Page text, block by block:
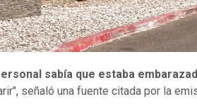
sabía que estaba
señaló una fuente citada por la